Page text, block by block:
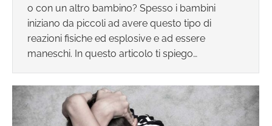
o con un altro bambino? Spesso i bambini
iniziano da piccoli ad avere questo tipo di
reazioni fisiche ed esplosive e ad essere
maneschi. In questo articolo ti spiego…